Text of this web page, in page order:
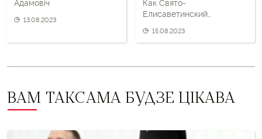
Адамовіч
13.08.2023
Как Свято-
Елисаветинский
автопарк российским
15.08.2023
ВАМ ТАКСАМА БУДЗЕ ЦІКАВА